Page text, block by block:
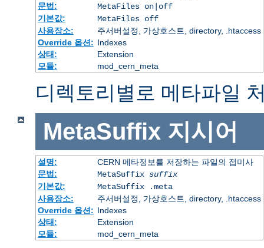
문법:
MetaFiles on|off
기본값:
MetaFiles off
사용장소:
주서버설정, 가상호스트, directory, .htaccess
Override 옵션: Indexes
상태:
Extension
모듈:
mod_cern_meta
디렉토리별로 메타파일
MetaSuffix 지시어
설명:
CERN 메타정보를 저장하는 파일의 접미사
문법:
MetaSuffix suffix
기본값:
MetaSuffix .meta
사용장소:
주서버설정, 가상호스트, directory, .htaccess
Override 옵션: Indexes
상태:
Extension
모듈:
mod_cern_meta